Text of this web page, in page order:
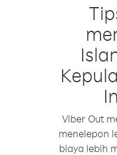
Viber Out
menelepon
biaya lebih